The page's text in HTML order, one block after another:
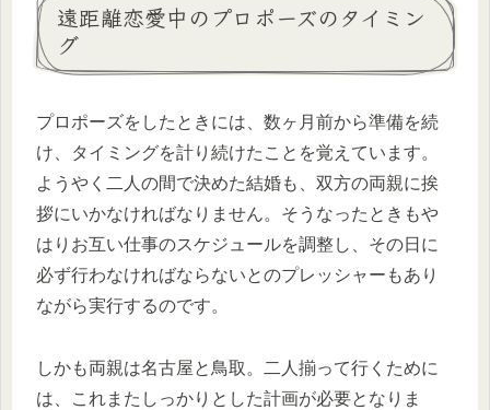
遠距離恋愛中のプロポーズのタイミン
グ
プロポーズをしたときには、数ヶ月前から準備を続
け、タイミングを計り続けたことを覚えています。
ようやく二人の間で決めた結婚も、双方の両親に挨
拶にいかなければなりません。そうなったときもや
はりお互い仕事のスケジュールを調整し、その日に
必ず行わなければならないとのプレッシャーもあり
ながら実行するのです。
しかも両親は名古屋と鳥取。二人揃って行くために
は、これまたしっかりとした計画が必要となりま